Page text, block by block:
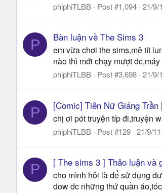
phiphiTLBB Post #1,094 21/9/
P Bàn luận về The Sims 3
em vừa chơi the sims,mê tít
nào thì mới chạy mượt
phiphiTLBB Post #3,698 21/9/
P [Comic] Tiên Nữ Giáng Trần
chị ơi pót truyện típ đi,truyện
phiphiTLBB Post #129 21/9/11
P [ The sims 3 ] Thảo luận và
cho mình hỏi là để sử dụng
dow dc những thứ quần